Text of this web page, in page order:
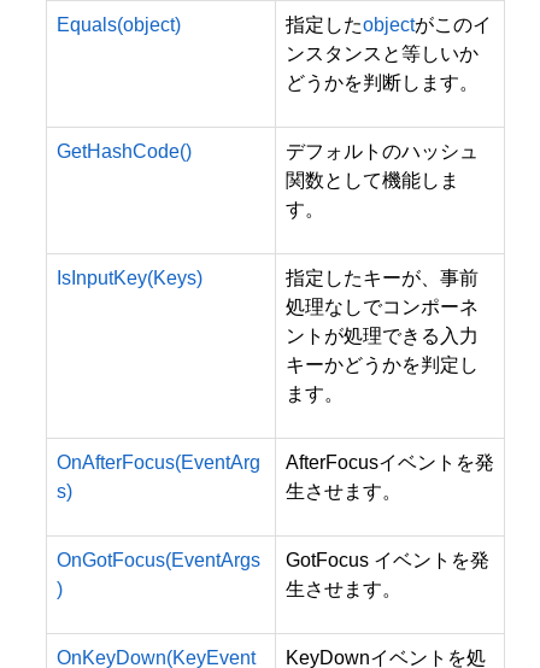
Equals(object) 指定したobjectがこのイ
ンスタンスと等しいか
どうかを判断します。
GetHashCode()
デフォルトのハッシュ
関数として機能しま
す。
IsInputKey(Keys)
指定したキーが、事前
処理なしでコンポーネ
ントが処理できる入力
キーかどうかを判定し
ます。
OnAfterFocus(EventArg
s)
AfterFocusイベントを発
生させます。
OnGotFocus(EventArgs
)
GotFocus イベントを発
生させます。
OnKeyDown(KeyEvent
KeyDownイベントを処